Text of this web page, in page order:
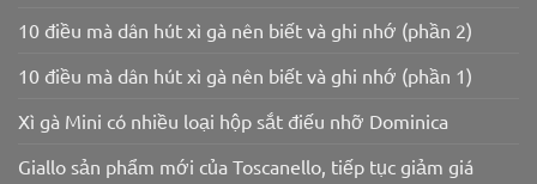
10 điều mà dân hút xì gà nên biết và ghi nhớ (phần 2)
10 điều mà dân hút xì gà nên biết và ghi nhớ (phần 1)
Xì gà Mini có nhiều loại hộp sắt điếu nhỡ Dominica
Giallo sản phẩm mới của Toscanello, tiếp tục giảm giá